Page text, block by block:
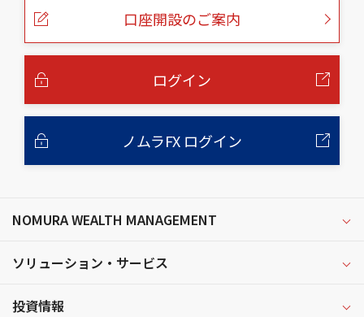
口座開設のご案内
ログイン
ノムラFX ログイン
NOMURA WEALTH MANAGEMENT
ソリューション・サービス
投資情報